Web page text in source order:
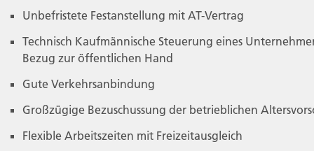
Unbefristete Festanstellung mit AT-Vertrag
Technisch Kaufmännische Steuerung eines
Bezug zur öffentlichen Hand
Gute Verkehrsanbindung
Großzügige Bezuschussung der betrieblichen
Flexible Arbeitszeiten mit Freizeitausgleich